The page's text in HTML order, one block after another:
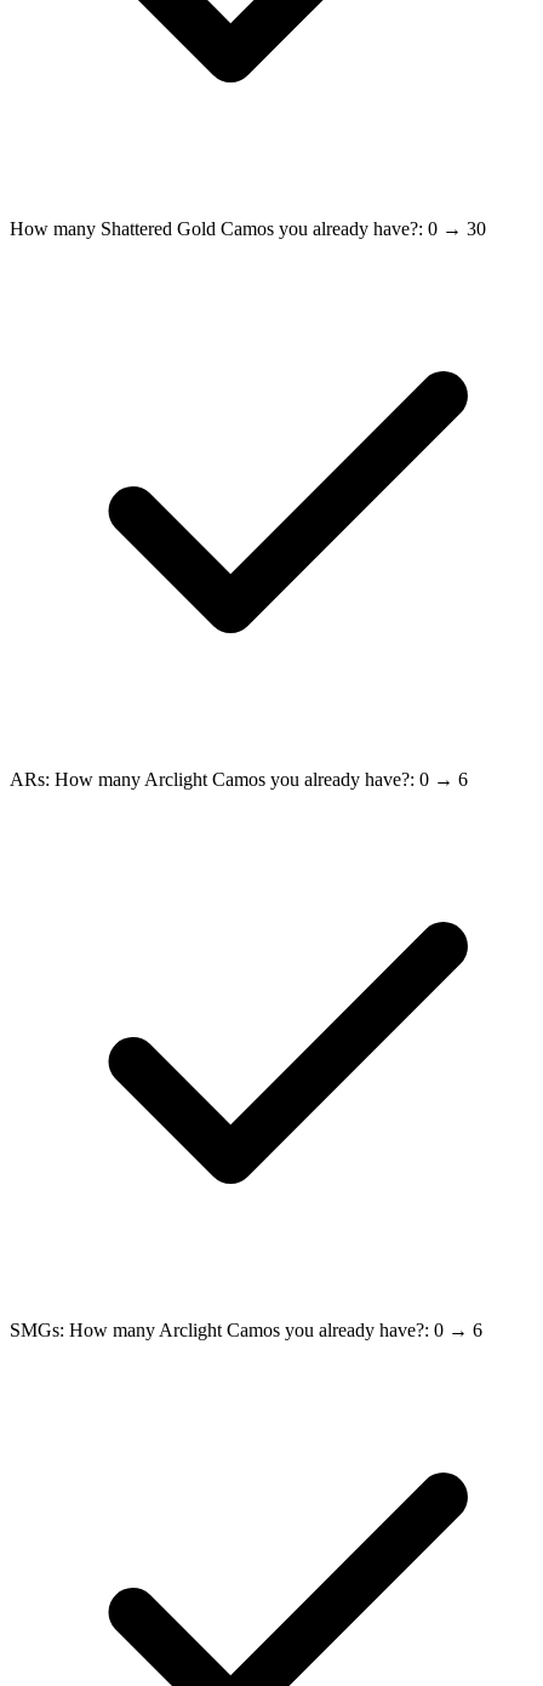
How many Shattered Gold Camos you already have?: 0 → 30
ARs: How many Arclight Camos you already have?: 0 → 6
SMGs: How many Arclight Camos you already have?: 0 → 6